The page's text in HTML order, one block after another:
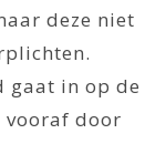
deze niet
gaat in op de
vooraf door